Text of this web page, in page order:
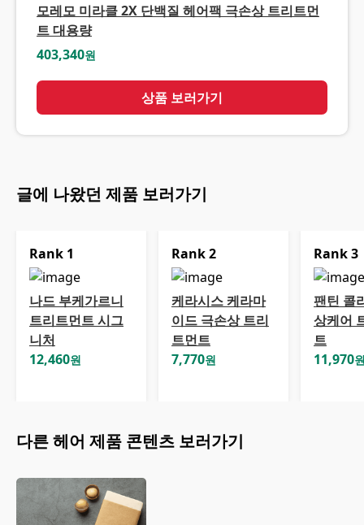
모레모 미라클 2X 단백질 헤어팩 극손상 트리트먼
트 대용량
403,340원
상품 보러가기
글에 나왔던 제품 보러가기
Rank 1
나드 부케가르니
트리트먼트 시그
니처
12,460원
Rank2
케라시스 케라마
이드 극손상 트리
트먼트
7,770원
Rank3
팬틴 콜
상케어
트
11,970
다른헤어 제품 콘텐츠 보러가기